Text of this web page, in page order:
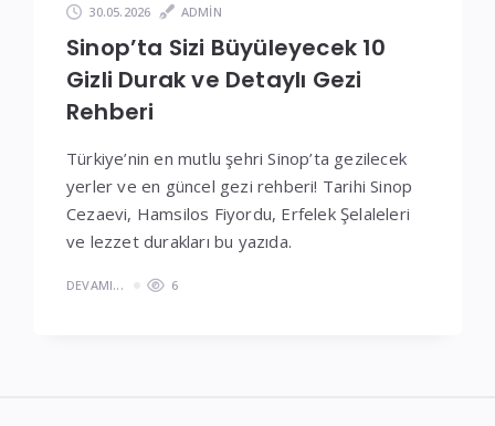
30.05.2026 ADMIN
Sinop’ta Sizi Büyüleyecek 10
Gizli Durak ve Detaylı Gezi
Rehberi
Türkiye’nin en mutlu şehri Sinop’ta gezilecek
yerler ve en güncel gezi rehberi! Tarihi Sinop
Cezaevi, Hamsilos Fiyordu, Erfelek Şelaleleri
ve lezzet durakları bu yazıda.
DEVAMI... 6